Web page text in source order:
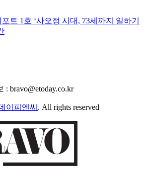
트 1호 ‘사오정 시대, 73세까지 일하기
bravo@etoday.co.kr
이피엔씨 . All rights reserved